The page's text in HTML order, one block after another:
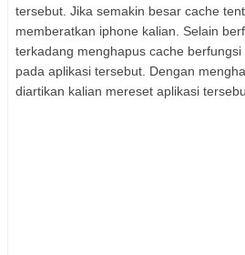
tersebut. Jika semakin besar cache
memberatkan iphone kalian. Selain
terkadang menghapus cache
pada aplikasi tersebut. Dengan
diartikan kalian mereset aplikasi